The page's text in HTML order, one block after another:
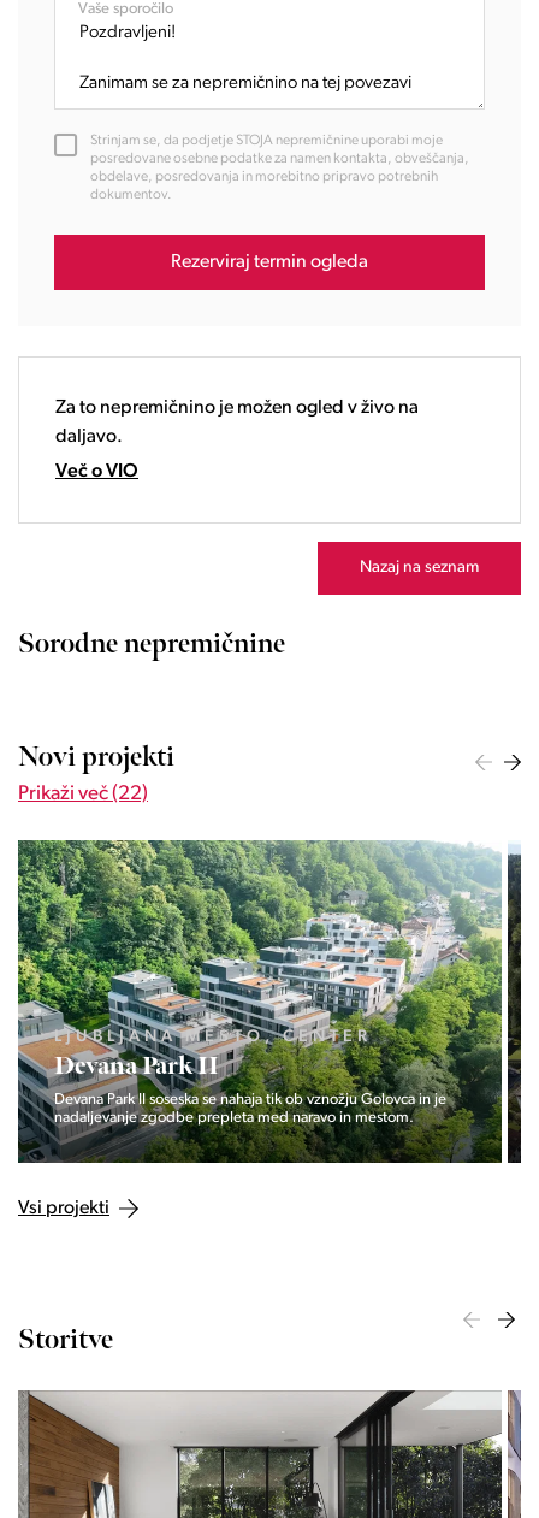
13:00
14:00
20:00
Vaše sporočilo
Strinjam se, da podjetje STOJA nepremičnine uporabi moje
posredovane osebne podatke za namen kontakta, obveščanja,
obdelave, posredovanja in morebitno pripravo potrebnih
dokumentov.
Rezerviraj termin ogleda
Za to nepremičnino je možen ogled v živo na
daljavo.
Več o VIO
Nazaj na seznam
Sorodne nepremičnine
Novi projekti
Prikaži več (22)
LJUBLJANA MESTO, CENTER
Devana Park II
Devana Park II soseska se nahaja tik ob vznožju Golovca in je
nadaljevanje zgodbe prepleta med naravo in mestom.
Vsi projekti
Storitve